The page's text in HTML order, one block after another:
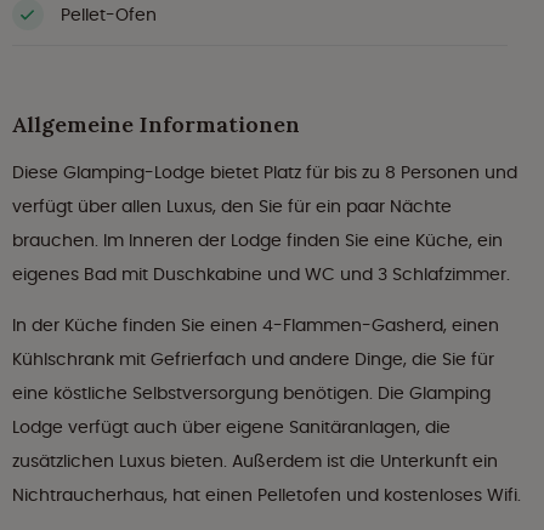
Pellet-Ofen
Allgemeine Informationen
Diese Glamping-Lodge bietet Platz für bis zu 8 Personen und
verfügt über allen Luxus, den Sie für ein paar Nächte
brauchen. Im Inneren der Lodge finden Sie eine Küche, ein
eigenes Bad mit Duschkabine und WC und 3 Schlafzimmer.
In der Küche finden Sie einen 4-Flammen-Gasherd, einen
Kühlschrank mit Gefrierfach und andere Dinge, die Sie für
eine köstliche Selbstversorgung benötigen. Die Glamping
Lodge verfügt auch über eigene Sanitäranlagen, die
zusätzlichen Luxus bieten. Außerdem ist die Unterkunft ein
Nichtraucherhaus, hat einen Pelletofen und kostenloses Wifi.